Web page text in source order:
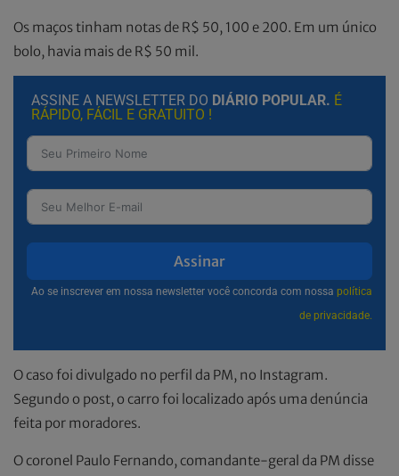
Os maços tinham notas de R$ 50, 100 e 200. Em um único
bolo, havia mais de R$ 50 mil.
ASSINE A NEWSLETTER DO DIÁRIO POPULAR. É
RÁPIDO, FÁCIL E GRATUITO !
Assinar
Ao se inscrever em nossa newsletter você concorda com nossa política
de privacidade.
O caso foi divulgado no perfil da PM, no Instagram.
Segundo o post, o carro foi localizado após uma denúncia
feita por moradores.
O coronel Paulo Fernando, comandante-geral da PM disse